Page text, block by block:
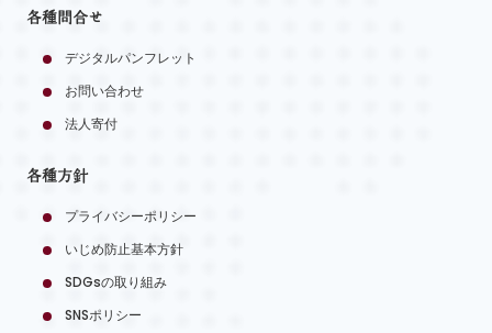
各種問合せ
デジタルパンフレット
お問い合わせ
法人寄付
各種方針
プライバシーポリシー
いじめ防止基本方針
SDGsの取り組み
SNSポリシー